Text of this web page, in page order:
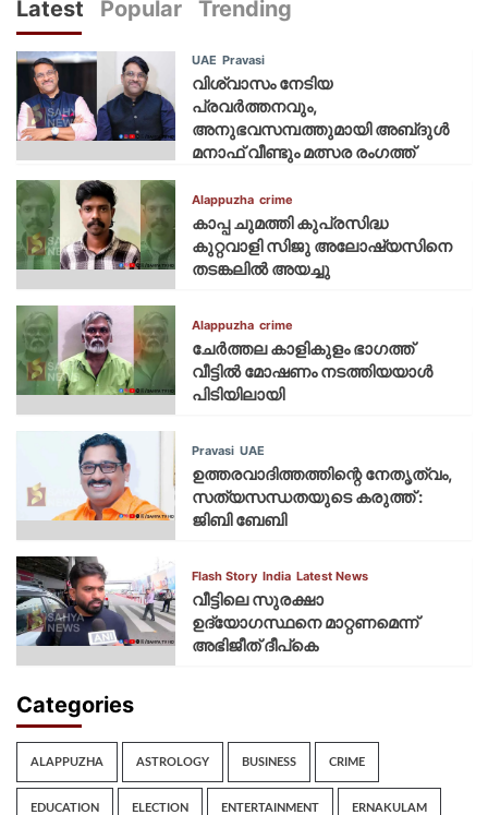
Latest Popular Trending
UAE Pravasi
വിശ്വാസം നേടിയ
പ്രവർത്തനവും,
അനുഭവസമ്പത്തുമായി അബ്‌ദുൾ
മനാഫ് വീണ്ടും മത്സര രംഗത്ത്
Alappuzha crime
കാപ്പ ചുമത്തി കുപ്രസിദ്ധ
കുറ്റവാളി സിജു അലോഷ്യസിനെ
തടങ്കലിൽ അയച്ചു
Alappuzha crime
ചേർത്തല കാളികുളം ഭാഗത്ത്
വീട്ടിൽ മോഷണം നടത്തിയയാൾ
പിടിയിലായി
Pravasi UAE
ഉത്തരവാദിത്തത്തിന്റെ നേതൃത്വം,
സത്യസന്ധതയുടെ കരുത്ത് :
ജിബി ബേബി
Flash Story India Latest News
വീട്ടിലെ സുരക്ഷാ
ഉദ്യോഗസ്ഥനെ മാറ്റണമെന്ന്
അഭിജീത് ദീപ്‌കെ
Categories
ALAPPUZHA ASTROLOGY BUSINESS CRIME
EDUCATION ELECTION ENTERTAINMENT ERNAKULAM